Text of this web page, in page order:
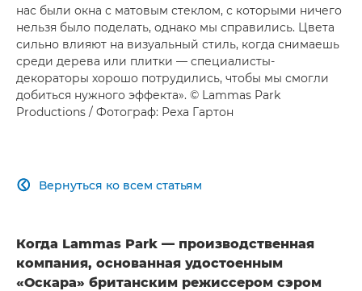
нас были окна с матовым стеклом, с которыми ничего
нельзя было поделать, однако мы справились. Цвета
сильно влияют на визуальный стиль, когда снимаешь
среди дерева или плитки — специалисты-
декораторы хорошо потрудились, чтобы мы смогли
добиться нужного эффекта». © Lammas Park
Productions / Фотограф: Реха Гартон
Вернуться ко всем статьям

Когда Lammas Park — производственная
компания, основанная удостоенным
«Оскара» британским режиссером сэром